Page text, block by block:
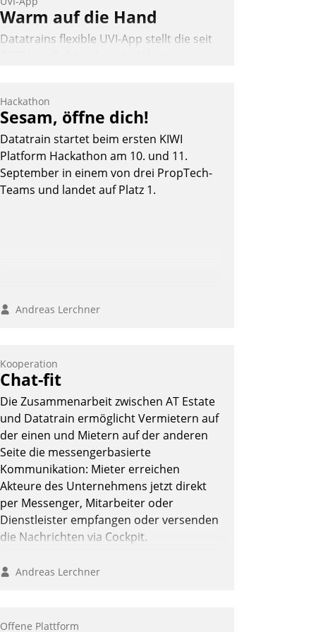
Warm auf die Hand
Datatrains flexible UVI-App stellt die seit
Die monatlichen Mitteilungen zum
Heizungs- und Wasserverbrauch gehen
automatisiert, vollständig und auf
Wunsch über mehrere zuvor festgelegte
Kommunikationswege bei den
Empfängern ein.
Hackathon
Sesam, öffne dich!
Datatrain startet beim ersten KIWI
Platform Hackathon am 10. und 11.
September in einem von drei PropTech-
Teams und landet auf Platz 1.
Andreas Lerchner
Kooperation
Chat-fit
Die Zusammenarbeit zwischen AT Estate
und Datatrain ermöglicht Vermietern auf
der einen und Mietern auf der anderen
Seite die messengerbasierte
Kommunikation: Mieter erreichen
Akteure des Unternehmens jetzt direkt
per Messenger, Mitarbeiter oder
Dienstleister empfangen oder versenden
die Nachrichten via Cockpit.
Andreas Lerchner
Offene Plattform